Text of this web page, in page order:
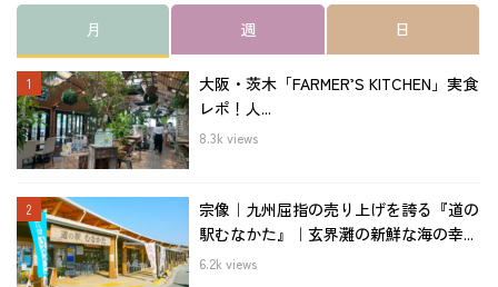
月 週 日
大阪・茨木「FARMER’S KITCHEN」実食
レポ！人...
8.3k views
宗像｜九州屈指の売り上げを誇る『道の
駅むなかた』｜玄界灘の新鮮な海の幸...
6.2k views